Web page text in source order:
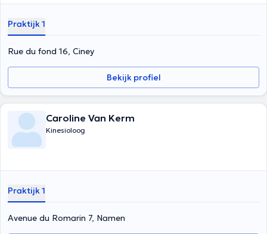
Praktijk 1
Rue du fond 16, Ciney
Bekijk profiel
Caroline Van Kerm
Kinesioloog
Praktijk 1
Avenue du Romarin 7, Namen